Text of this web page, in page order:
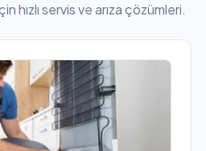
hızlı servis ve arıza çözümleri.